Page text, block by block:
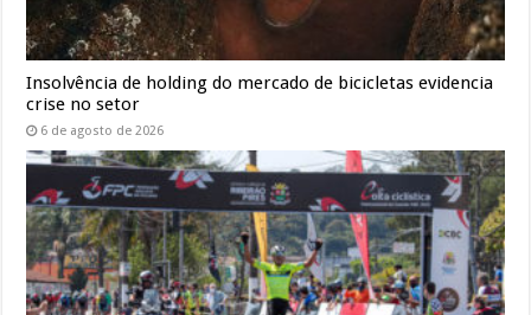
Insolvência de holding do mercado de bicicletas evidencia
crise no setor
6 de agosto de 2026